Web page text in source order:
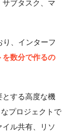
ブタスク、マ
り、インターフ
を数分で作るの
する高度な機
プロジェクトで
ル共有、リソ